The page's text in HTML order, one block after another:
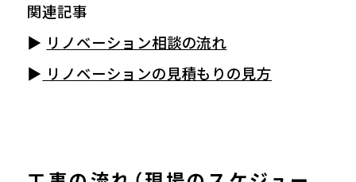
関連記事
▶ リノベーション相談の流れ
▶ リノベーションの見積もりの見方